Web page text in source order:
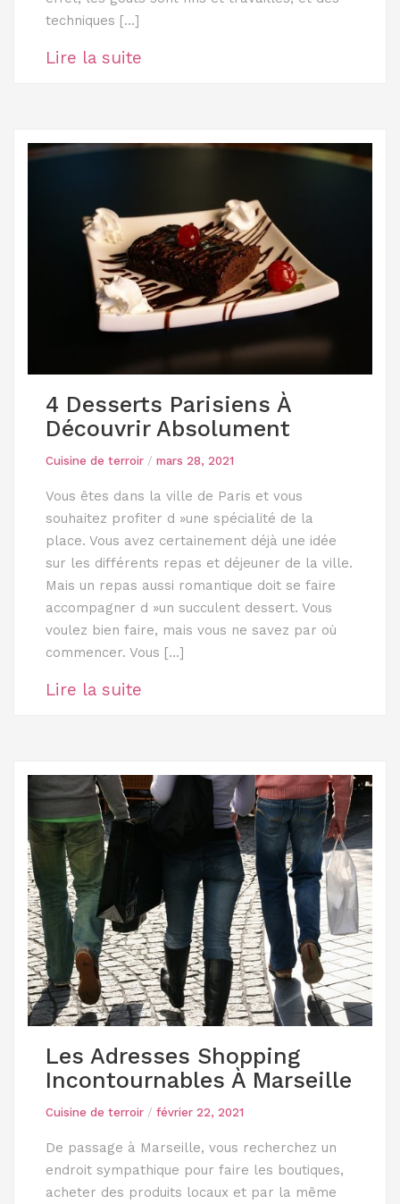
techniques […]
4 Desserts Parisiens À
Découvrir Absolument
Cuisine de terroir / mars 28, 2021
Vous êtes dans la ville de Paris et vous
souhaitez profiter d »une spécialité de la
place. Vous avez certainement déjà une idée
sur les différents repas et déjeuner de la ville.
Mais un repas aussi romantique doit se faire
accompagner d »un succulent dessert. Vous
voulez bien faire, mais vous ne savez par où
commencer. Vous […]
Les Adresses Shopping
Incontournables À Marseille
Cuisine de terroir / février 22, 2021
De passage à Marseille, vous recherchez un
endroit sympathique pour faire les boutiques,
acheter des produits locaux et par la même